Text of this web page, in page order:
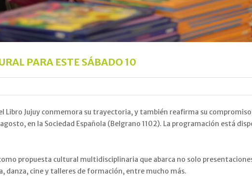
PARA ESTE SÁBADO 10
Libro Jujuy conmemora su trayectoria, y también reafirma su
en la Sociedad Española (Belgrano 1102). La programación está
propuesta cultural multidisciplinaria que abarca no solo
cine y talleres de formación, entre mucho más.